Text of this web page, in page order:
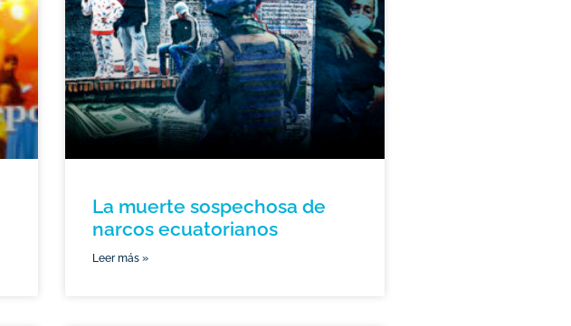
La muerte sospechosa de
narcos ecuatorianos
Leer más »